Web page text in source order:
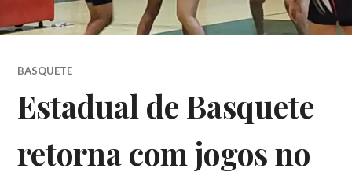
BASQUETE
Estadual de Basquete
retorna com jogos no